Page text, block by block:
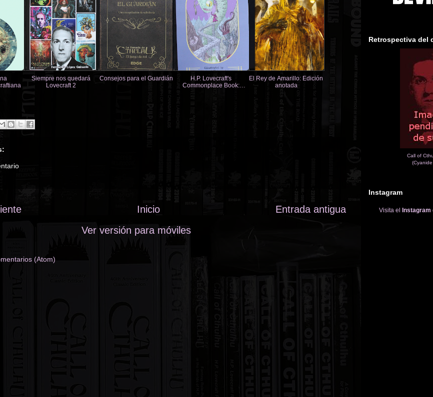
Siempre nos quedará
Lovecraft 2
Consejos para el Guardián
H.P. Lovecraft's
Commonplace Book:
El Rey de Amarillo: Edición
anotada
Entrada antigua
Inicio
Ver versión para móviles
(Atom)
Retrospectiva del
Call of
Instagram
Visita el Instagram